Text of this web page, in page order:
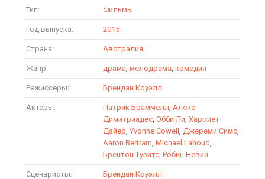
Тип: Фильмы
Год выпуска: 2015
Страна: Австралия
Жанр: драма, мелодрама, комедия
Режиссеры: Брендан Коуэлл
Актеры: Патрик Браммелл, Алекс
Димитриадес, Эбби Ли, Харриет
Дайер, Yvonne Cowell , Джереми Симс,
Aaron Bertram, Michael Lahoud,
Брентон Туэйтс, Робин Невин
Сценаристы: Брендан Коуэлл